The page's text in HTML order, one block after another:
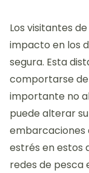
Los visitantes
impacto en los
segura. Esta
comportarse
importante no
puede alterar
embarcaciones
estrés en estos
redes de pesca